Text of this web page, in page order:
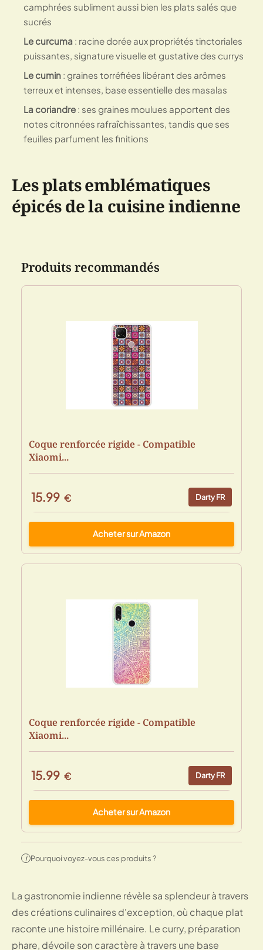
camphrées subliment aussi bien les plats salés que
sucrés
Le curcuma : racine dorée aux propriétés tinctoriales
puissantes, signature visuelle et gustative des currys
Le cumin : graines torréfiées libérant des arômes
terreux et intenses, base essentielle des masalas
La coriandre : ses graines moulues apportent des
notes citronnées rafraîchissantes, tandis que ses
feuilles parfument les finitions
Les plats emblématiques
épicés de la cuisine indienne
Produits recommandés
Coque renforcée rigide - Compatible
Xiaomi...
15.99 € Darty FR
Acheter sur Amazon
Coque renforcée rigide - Compatible
Xiaomi...
15.99 € Darty FR
Acheter sur Amazon
i Pourquoi voyez-vous ces produits ?
La gastronomie indienne révèle sa splendeur à travers
des créations culinaires d'exception, où chaque plat
raconte une histoire millénaire. Le curry, préparation
phare, dévoile son caractère à travers une base